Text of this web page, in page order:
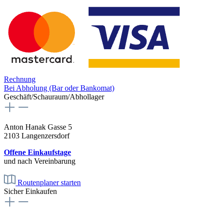
Rechnung
Bei Abholung (Bar oder Bankomat)
Geschäft/Schauraum/Abhollager
Anton Hanak Gasse 5
2103 Langenzersdorf
Offene Einkaufstage
und nach Vereinbarung
Routenplaner starten
Sicher Einkaufen